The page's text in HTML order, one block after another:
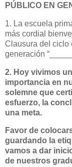
PÚBLICO EN
1. La escuela
más cordial
Clausura del ciclo
generación
2. Hoy vivimos
importancia en
solemne que
esfuerzo, la
una meta.
Favor de
guardando la
vamos a dar
de nuestros